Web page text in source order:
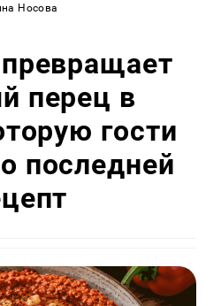
Носова
перец в
гости
последней